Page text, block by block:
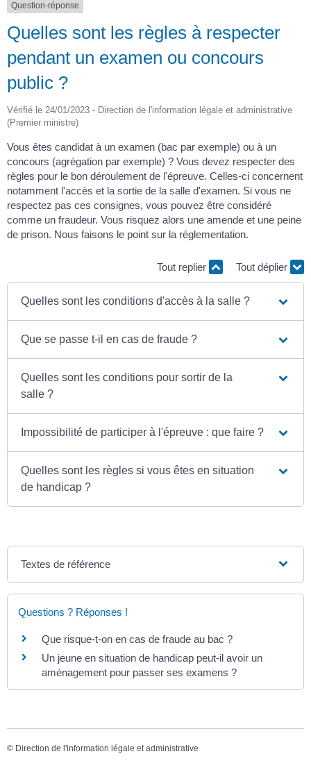
Question-réponse
Quelles sont les règles à respecter
pendant un examen ou concours
public ?
Vérifié le 24/01/2023 - Direction de l'information légale et administrative
(Premier ministre)
Vous êtes candidat à un examen (bac par exemple) ou à un
concours (agrégation par exemple) ? Vous devez respecter des
règles pour le bon déroulement de l'épreuve. Celles-ci concernent
notamment l'accès et la sortie de la salle d'examen. Si vous ne
respectez pas ces consignes, vous pouvez être considéré
comme un fraudeur. Vous risquez alors une amende et une peine
de prison. Nous faisons le point sur la réglementation.
Tout replier Tout déplier
Quelles sont les conditions d'accès à la salle ?
Que se passe t-il en cas de fraude ?
Quelles sont les conditions pour sortir de la
salle ?
Impossibilité de participer à l'épreuve : que faire ?
Quelles sont les règles si vous êtes en situation
de handicap ?
Textes de référence
Questions ? Réponses !
Que risque-t-on en cas de fraude au bac ?
Un jeune en situation de handicap peut-il avoir un
aménagement pour passer ses examens ?
© Direction de l'information légale et administrative